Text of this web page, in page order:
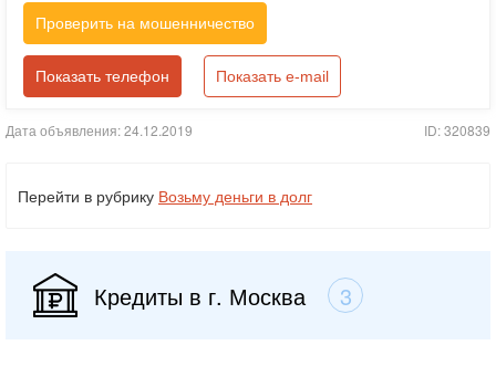
Проверить на мошенничество
Показать телефон Показать e-mail
Дата объявления: 24.12.2019 ID: 320839
Перейти в рубрику Возьму деньги в долг
Кредиты в г. Москва 3